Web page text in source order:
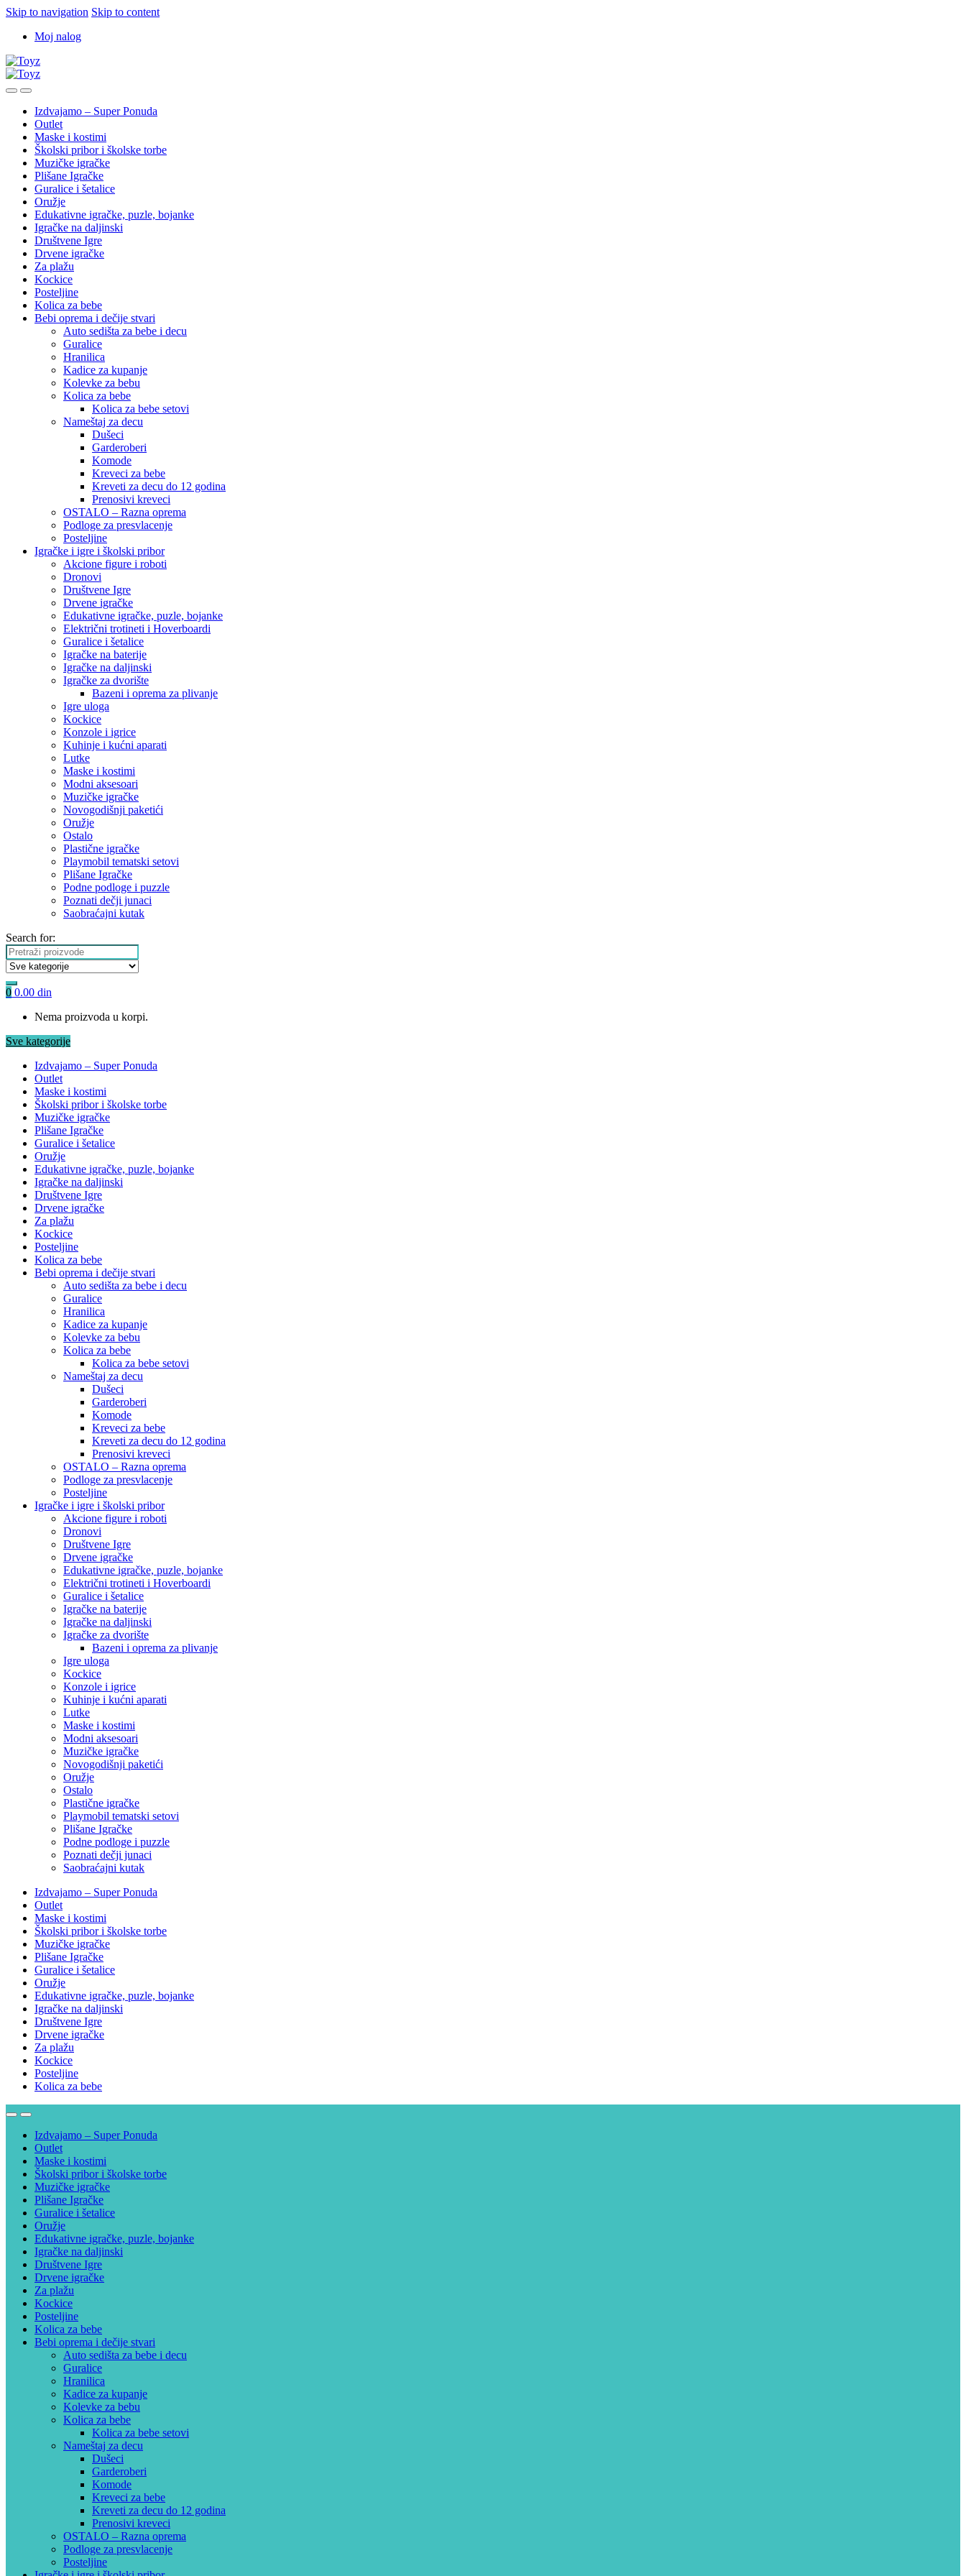
Skip to navigation Skip to content
Moj nalog
Izdvajamo – Super Ponuda
Outlet
Maske i kostimi
Školski pribor i školske torbe
Muzičke igračke
Plišane Igračke
Guralice i šetalice
Oružje
Edukativne igračke, puzle, bojanke
Igračke na daljinski
Društvene Igre
Drvene igračke
Za plažu
Kockice
Posteljine
Kolica za bebe
Bebi oprema i dečije stvari
Auto sedišta za bebe i decu
Guralice
Hranilica
Kadice za kupanje
Kolevke za bebu
Kolica za bebe
Kolica za bebe setovi
Nameštaj za decu
Dušeci
Garderoberi
Komode
Kreveci za bebe
Kreveti za decu do 12 godina
Prenosivi kreveci
OSTALO – Razna oprema
Podloge za presvlacenje
Posteljine
Igračke i igre i školski pribor
Akcione figure i roboti
Dronovi
Društvene Igre
Drvene igračke
Edukativne igračke, puzle, bojanke
Električni trotineti i Hoverboardi
Guralice i šetalice
Igračke na baterije
Igračke na daljinski
‎Igračke za dvorište
Bazeni i oprema za plivanje
Igre uloga
Kockice
Konzole i igrice
Kuhinje i kućni aparati
Lutke
Maske i kostimi
Modni aksesoari
Muzičke igračke
Novogodišnji paketići
Oružje
Ostalo
Plastične igračke
Playmobil tematski setovi
Plišane Igračke
Podne podloge i puzzle
Poznati dečji junaci
Saobraćajni kutak
Search for:
0 0.00 din
Nema proizvoda u korpi.
Sve kategorije
Izdvajamo – Super Ponuda
Outlet
Maske i kostimi
Školski pribor i školske torbe
Muzičke igračke
Plišane Igračke
Guralice i šetalice
Oružje
Edukativne igračke, puzle, bojanke
Igračke na daljinski
Društvene Igre
Drvene igračke
Za plažu
Kockice
Posteljine
Kolica za bebe
Bebi oprema i dečije stvari
Auto sedišta za bebe i decu
Guralice
Hranilica
Kadice za kupanje
Kolevke za bebu
Kolica za bebe
Kolica za bebe setovi
Nameštaj za decu
Dušeci
Garderoberi
Komode
Kreveci za bebe
Kreveti za decu do 12 godina
Prenosivi kreveci
OSTALO – Razna oprema
Podloge za presvlacenje
Posteljine
Igračke i igre i školski pribor
Akcione figure i roboti
Dronovi
Društvene Igre
Drvene igračke
Edukativne igračke, puzle, bojanke
Električni trotineti i Hoverboardi
Guralice i šetalice
Igračke na baterije
Igračke na daljinski
‎Igračke za dvorište
Bazeni i oprema za plivanje
Igre uloga
Kockice
Konzole i igrice
Kuhinje i kućni aparati
Lutke
Maske i kostimi
Modni aksesoari
Muzičke igračke
Novogodišnji paketići
Oružje
Ostalo
Plastične igračke
Playmobil tematski setovi
Plišane Igračke
Podne podloge i puzzle
Poznati dečji junaci
Saobraćajni kutak
Izdvajamo – Super Ponuda
Outlet
Maske i kostimi
Školski pribor i školske torbe
Muzičke igračke
Plišane Igračke
Guralice i šetalice
Oružje
Edukativne igračke, puzle, bojanke
Igračke na daljinski
Društvene Igre
Drvene igračke
Za plažu
Kockice
Posteljine
Kolica za bebe
Izdvajamo – Super Ponuda
Outlet
Maske i kostimi
Školski pribor i školske torbe
Muzičke igračke
Plišane Igračke
Guralice i šetalice
Oružje
Edukativne igračke, puzle, bojanke
Igračke na daljinski
Društvene Igre
Drvene igračke
Za plažu
Kockice
Posteljine
Kolica za bebe
Bebi oprema i dečije stvari
Auto sedišta za bebe i decu
Guralice
Hranilica
Kadice za kupanje
Kolevke za bebu
Kolica za bebe
Kolica za bebe setovi
Nameštaj za decu
Dušeci
Garderoberi
Komode
Kreveci za bebe
Kreveti za decu do 12 godina
Prenosivi kreveci
OSTALO – Razna oprema
Podloge za presvlacenje
Posteljine